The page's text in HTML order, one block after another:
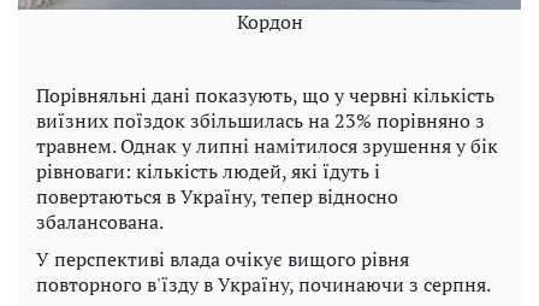
Кордон
Порівняльні дані показують, що у червні кількість
виїзних поїздок збільшилась на 23% порівняно з
травнем. Однак у липні намітилося зрушення у бік
рівноваги: кількість людей, які їдуть і
повертаються в Україну, тепер відносно
збалансована.
У перспективі влада очікує вищого рівня
повторного в'їзду в Україну, починаючи з серпня.